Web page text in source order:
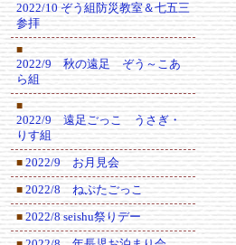
2022/10 ぞう組防災教室＆七五三
参拝
■
2022/9 秋の遠足 ぞう～こあ
ら組
■
2022/9 遠足ごっこ うさぎ・
りす組
■ 2022/9 お月見会
■ 2022/8 ねぷたごっこ
■ 2022/8 seishu祭りデー